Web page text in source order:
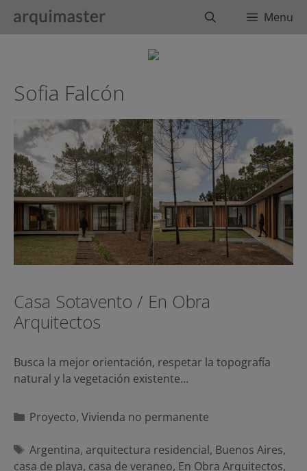
BuscarMenu
Sofia Falcón
Casa Sotavento / En Obra
Arquitectos
Busca la mejor orientación, respetar la topografía
natural y la vegetación existente…
Categorías
Proyecto, Vivienda no permanente
Etiquetas
Argentina, arquitectura residencial, Buenos Aires,
casa de playa, casa de veraneo, En Obra Arquitectos,